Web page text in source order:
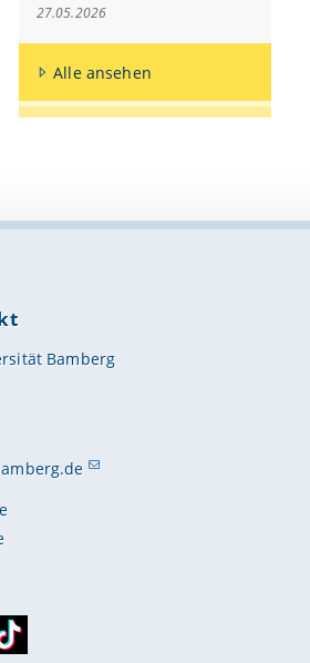
27.05.2026
Alle ansehen
Bamberg